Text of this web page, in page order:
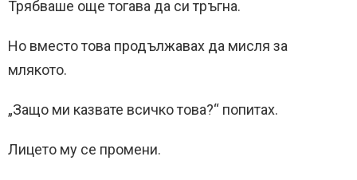
Трябваше още тогава да си тръгна.
Но вместо това продължавах да мисля за
млякото.
„Защо ми казвате всичко това?“ попитах.
Лицето му се промени.